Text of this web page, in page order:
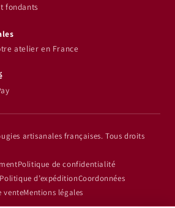
fondants
atelier en France
artisanales françaises. Tous droits
Politique de confidentialité
Politique d’expéditionCoordonnées
venteMentions légales